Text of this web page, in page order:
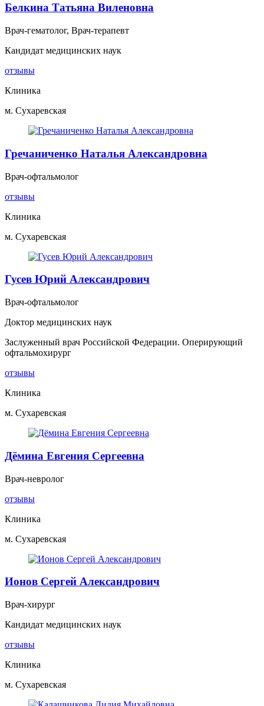
Белкина Татьяна Виленовна
Врач-гематолог, Врач-терапевт
Кандидат медицинских наук
отзывы
Клиника
м. Сухаревская
Гречаниченко Наталья Александровна
Врач-офтальмолог
отзывы
Клиника
м. Сухаревская
Гусев Юрий Александрович
Врач-офтальмолог
Доктор медицинских наук
Заслуженный врач Российской Федерации. Оперирующий
офтальмохирург
отзывы
Клиника
м. Сухаревская
Дёмина Евгения Сергеевна
Врач-невролог
отзывы
Клиника
м. Сухаревская
Ионов Сергей Александрович
Врач-хирург
Кандидат медицинских наук
отзывы
Клиника
м. Сухаревская